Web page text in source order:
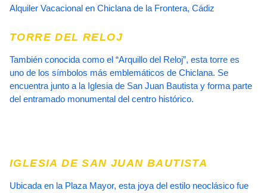
Alquiler Vacacional en Chiclana de la Frontera, Cádiz
TORRE DEL RELOJ
También conocida como el “Arquillo del Reloj”, esta torre es
uno de los símbolos más emblemáticos de Chiclana. Se
encuentra junto a la Iglesia de San Juan Bautista y forma parte
del entramado monumental del centro histórico.
IGLESIA DE SAN JUAN BAUTISTA
Ubicada en la Plaza Mayor, esta joya del estilo neoclásico fue